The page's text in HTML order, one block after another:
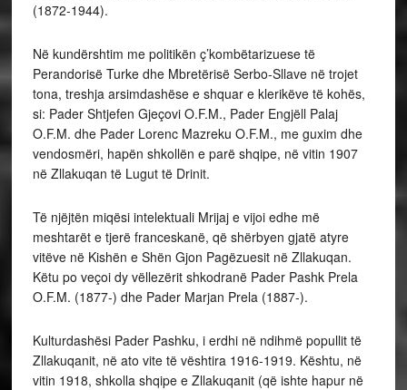
(1872-1944).
Në kundërshtim me politikën ç’kombëtarizuese të
Perandorisë Turke dhe Mbretërisë Serbo-Sllave në trojet
tona, treshja arsimdashëse e shquar e klerikëve të kohës,
si: Pader Shtjefen Gjeçovi O.F.M., Pader Engjëll Palaj
O.F.M. dhe Pader Lorenc Mazreku O.F.M., me guxim dhe
vendosmëri, hapën shkollën e parë shqipe, në vitin 1907
në Zllakuqan të Lugut të Drinit.
Të njëjtën miqësi intelektuali Mrijaj e vijoi edhe më
meshtarët e tjerë franceskanë, që shërbyen gjatë atyre
vitëve në Kishën e Shën Gjon Pagëzuesit në Zllakuqan.
Këtu po veçoi dy vëllezërit shkodranë Pader Pashk Prela
O.F.M. (1877-) dhe Pader Marjan Prela (1887-).
Kulturdashësi Pader Pashku, i erdhi në ndihmë popullit të
Zllakuqanit, në ato vite të vështira 1916-1919. Kështu, në
vitin 1918, shkolla shqipe e Zllakuqanit (që ishte hapur në